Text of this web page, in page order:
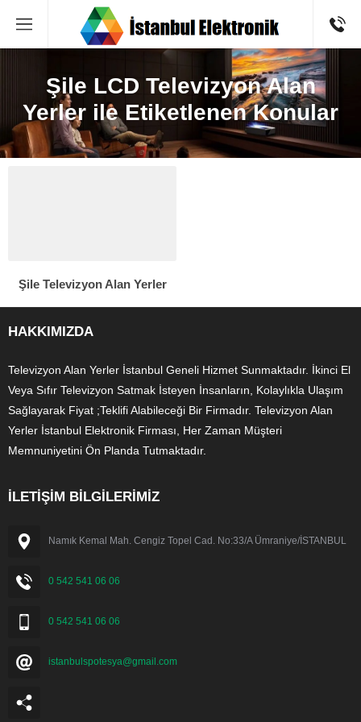
Şile LCD Televizyon Alan
Yerler ile Etiketlenen Konular
Şile Televizyon Alan Yerler
HAKKIMIZDA
Televizyon Alan Yerler İstanbul Geneli Hizmet Sunmaktadır. İkinci El
Veya Sıfır Televizyon Satmak İsteyen İnsanların, Kolaylıkla Ulaşım
Sağlayarak Fiyat ;Teklifi Alabileceği Bir Firmadır. Televizyon Alan
Yerler İstanbul Elektronik Firması, Her Zaman Müşteri
Memnuniyetini Ön Planda Tutmaktadır.
İLETİŞİM BİLGİLERİMİZ
Namık Kemal Mah. Cengiz Topel Cad. No:33/A Ümraniye/İSTANBUL
0 542 541 06 06
0 542 541 06 06
istanbulspotesya@gmail.com